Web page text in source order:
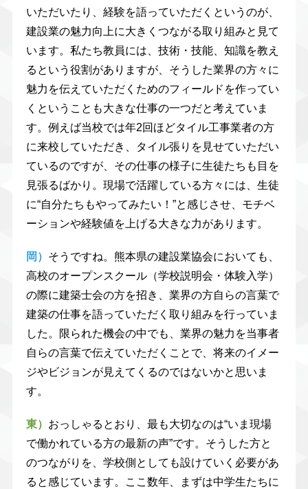
いただいたり、経験を語っていただくというのが、
建設業の魅力向上に大きくつながる取り組みと見て
います。私たち教員には、技術・技能、知識を教え
るという役割がありますが、そうした業界の方々に
魅力を伝えていただくためのフィールドを作ってい
くということも大きな仕事の一つだと考えていま
す。例えば当校では年2回ほどタイル工事業者の方
に来校していただき、タイル張りを見せていただい
ているのですが、その仕事の様子に生徒たちも目を
見張るばかり。現場で活躍している方々には、生徒
に“自分たちもやってみたい！”と感じさせ、モチベ
ーションや経験値を上げる大きな力があります。
岡） そうですね。熊本県の建設業協会においても、
高校のオープンスクール（学校説明会・体験入学）
の際に建築士会の方を招き、業界の方自らの言葉で
建築の仕事を語っていただく取り組みを行っていま
した。限られた機会の中でも、業界の魅力を当事者
自らの言葉で伝えていただくことで、将来のイメー
ジやビジョンが見えてくるのではないかと思いま
す。
東） おっしゃるとおり、最も大切なのは“いま現場
で働かれている方の最新の声”です。そうした方と
のつながりを、学校側としても設けていく必要があ
ると感じています。ここ数年、まずは中学生たちに